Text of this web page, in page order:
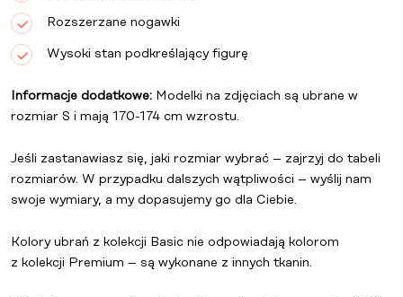
Rozszerzane nogawki
Wysoki stan podkreślający figurę
Informacje dodatkowe: Modelki na zdjęciach są ubrane w
rozmiar S i mają 170-174 cm wzrostu.
Jeśli zastanawiasz się, jaki rozmiar wybrać – zajrzyj do tabeli
rozmiarów. W przypadku dalszych wątpliwości – wyślij nam
swoje wymiary, a my dopasujemy go dla Ciebie.
Kolory ubrań z kolekcji Basic nie odpowiadają kolorom
z kolekcji Premium – są wykonane z innych tkanin.